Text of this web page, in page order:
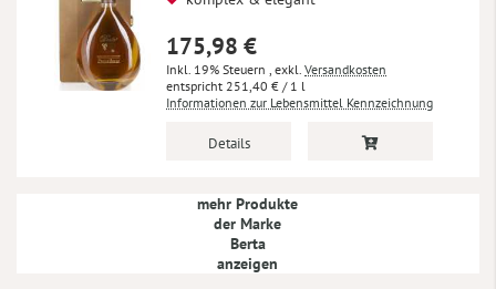
175,98 €
Inkl. 19% Steuern , exkl. Versandkosten
251,40 € / 1 l
Informationen zur Lebensmittel Kennzeichnung
Details
mehr Produkte
der Marke
Berta
anzeigen